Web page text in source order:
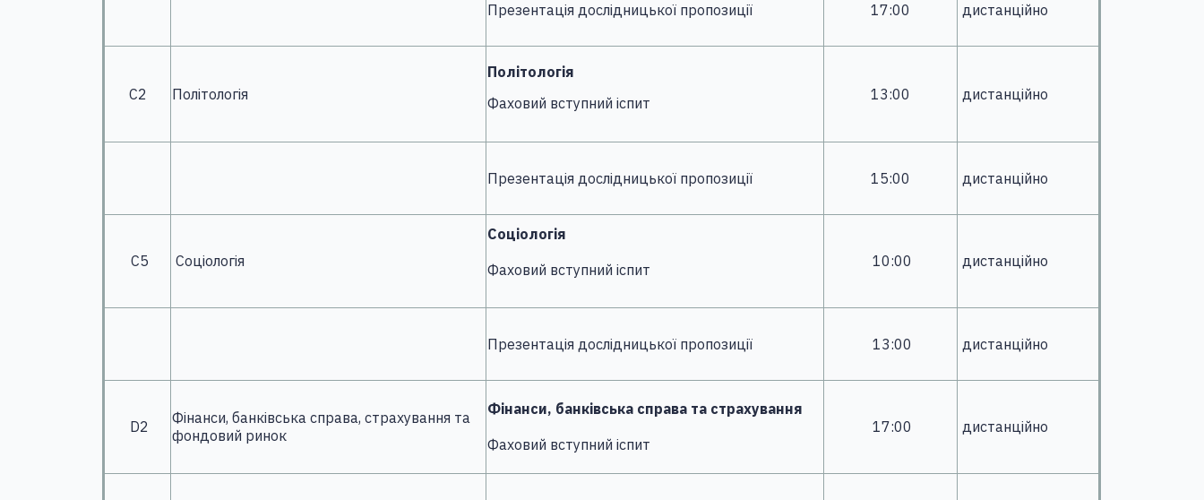
Презентація дослідницької пропозиції 17:00 дистанційно
С2 Політологія
Політологія
Фаховий вступний іспит
13:00 дистанційно
Презентація дослідницької пропозиції 15:00 дистанційно
С5 Соціологія
Соціологія
Фаховий вступний іспит
10:00 дистанційно
Презентація дослідницької пропозиції 13:00 дистанційно
D2
Фінанси, банківська справа, страхування та
фондовий ринок
Фінанси, банківська справа та страхування
Фаховий вступний іспит
17:00 дистанційно